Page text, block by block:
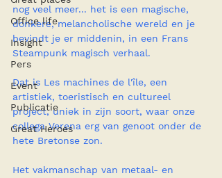
Office life
Insight
Pers
Event
Publicatie
Great Heroes
nog veel meer... het is een magische,
donkere, melancholische wereld en je
bevindt je er middenin, in een Frans
Steampunk magisch verhaal.
Dat is Les machines de l'île, een
artistiek, toeristisch en cultureel
project, uniek in zijn soort, waar onze
collega Verena erg van genoot onder de
hete Bretonse zon.
Het vakmanschap van metaal- en